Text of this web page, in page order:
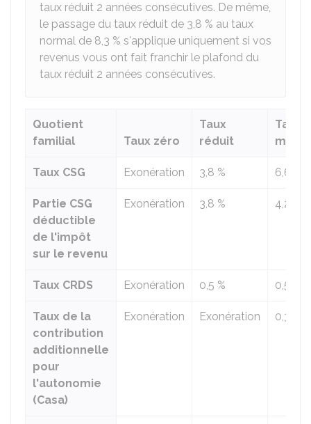
taux réduit 2 années consécutives. De même,
le passage du taux réduit de 3,8 % au taux
normal de 8,3 % s'applique uniquement si vos
revenus vous ont fait franchir le plafond du
taux réduit 2 années consécutives.
Quotient
familial
Taux zéro
Taux
réduit
Taux
Taux CSG Exonération 3,8 % 6,6 %
Partie CSG
déductible
de l'impôt
sur le revenu
Exonération 3,8 % 4,2 %
Taux CRDS Exonération 0,5 % 0,5 %
Taux de la
contribution
additionnelle
pour
l'autonomie
(Casa)
Exonération Exonération 0,3 %